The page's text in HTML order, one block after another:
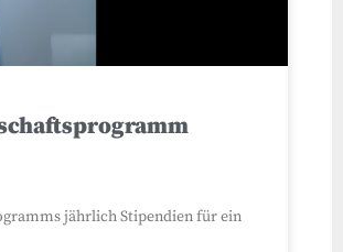
jährlich Stipendien für ein